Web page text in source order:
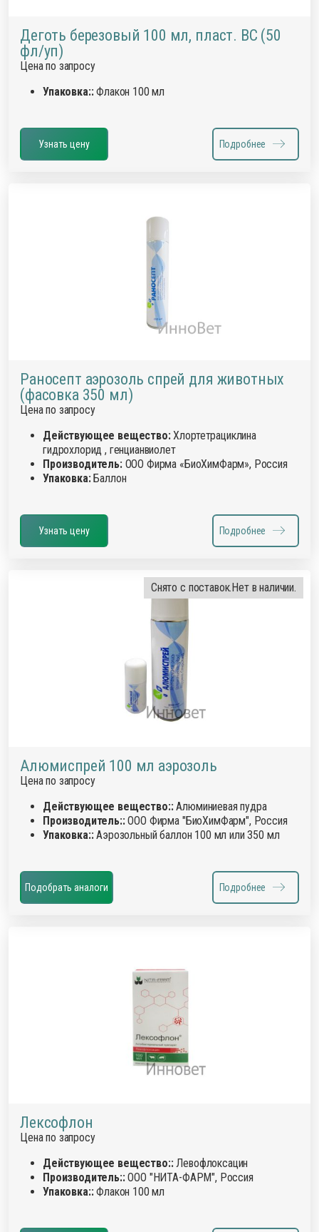
Деготь березовый 100 мл, пласт. ВС (50
фл/уп)
Цена по запросу
Упаковка::Флакон 100 мл
Узнать цену Подробнее
Раносепт аэрозоль спрей для животных
(фасовка 350 мл)
Цена по запросу
Действующее вещество:Хлортетрациклина
гидрохлорид , генцианвиолет
Производитель:ООО Фирма «БиоХимФарм», Россия
Упаковка:Баллон
Узнать цену Подробнее
Снято с поставок.Нет в наличии.
Алюмиспрей 100 мл аэрозоль
Цена по запросу
Действующее вещество::Алюминиевая пудра
Производитель::ООО Фирма "БиоХимФарм", Россия
Упаковка::Аэрозольный баллон 100 мл или 350 мл
Подобрать аналоги Подробнее
Лексофлон
Цена по запросу
Действующее вещество::Левофлоксацин
Производитель::ООО "НИТА-ФАРМ", Россия
Упаковка::Флакон 100 мл